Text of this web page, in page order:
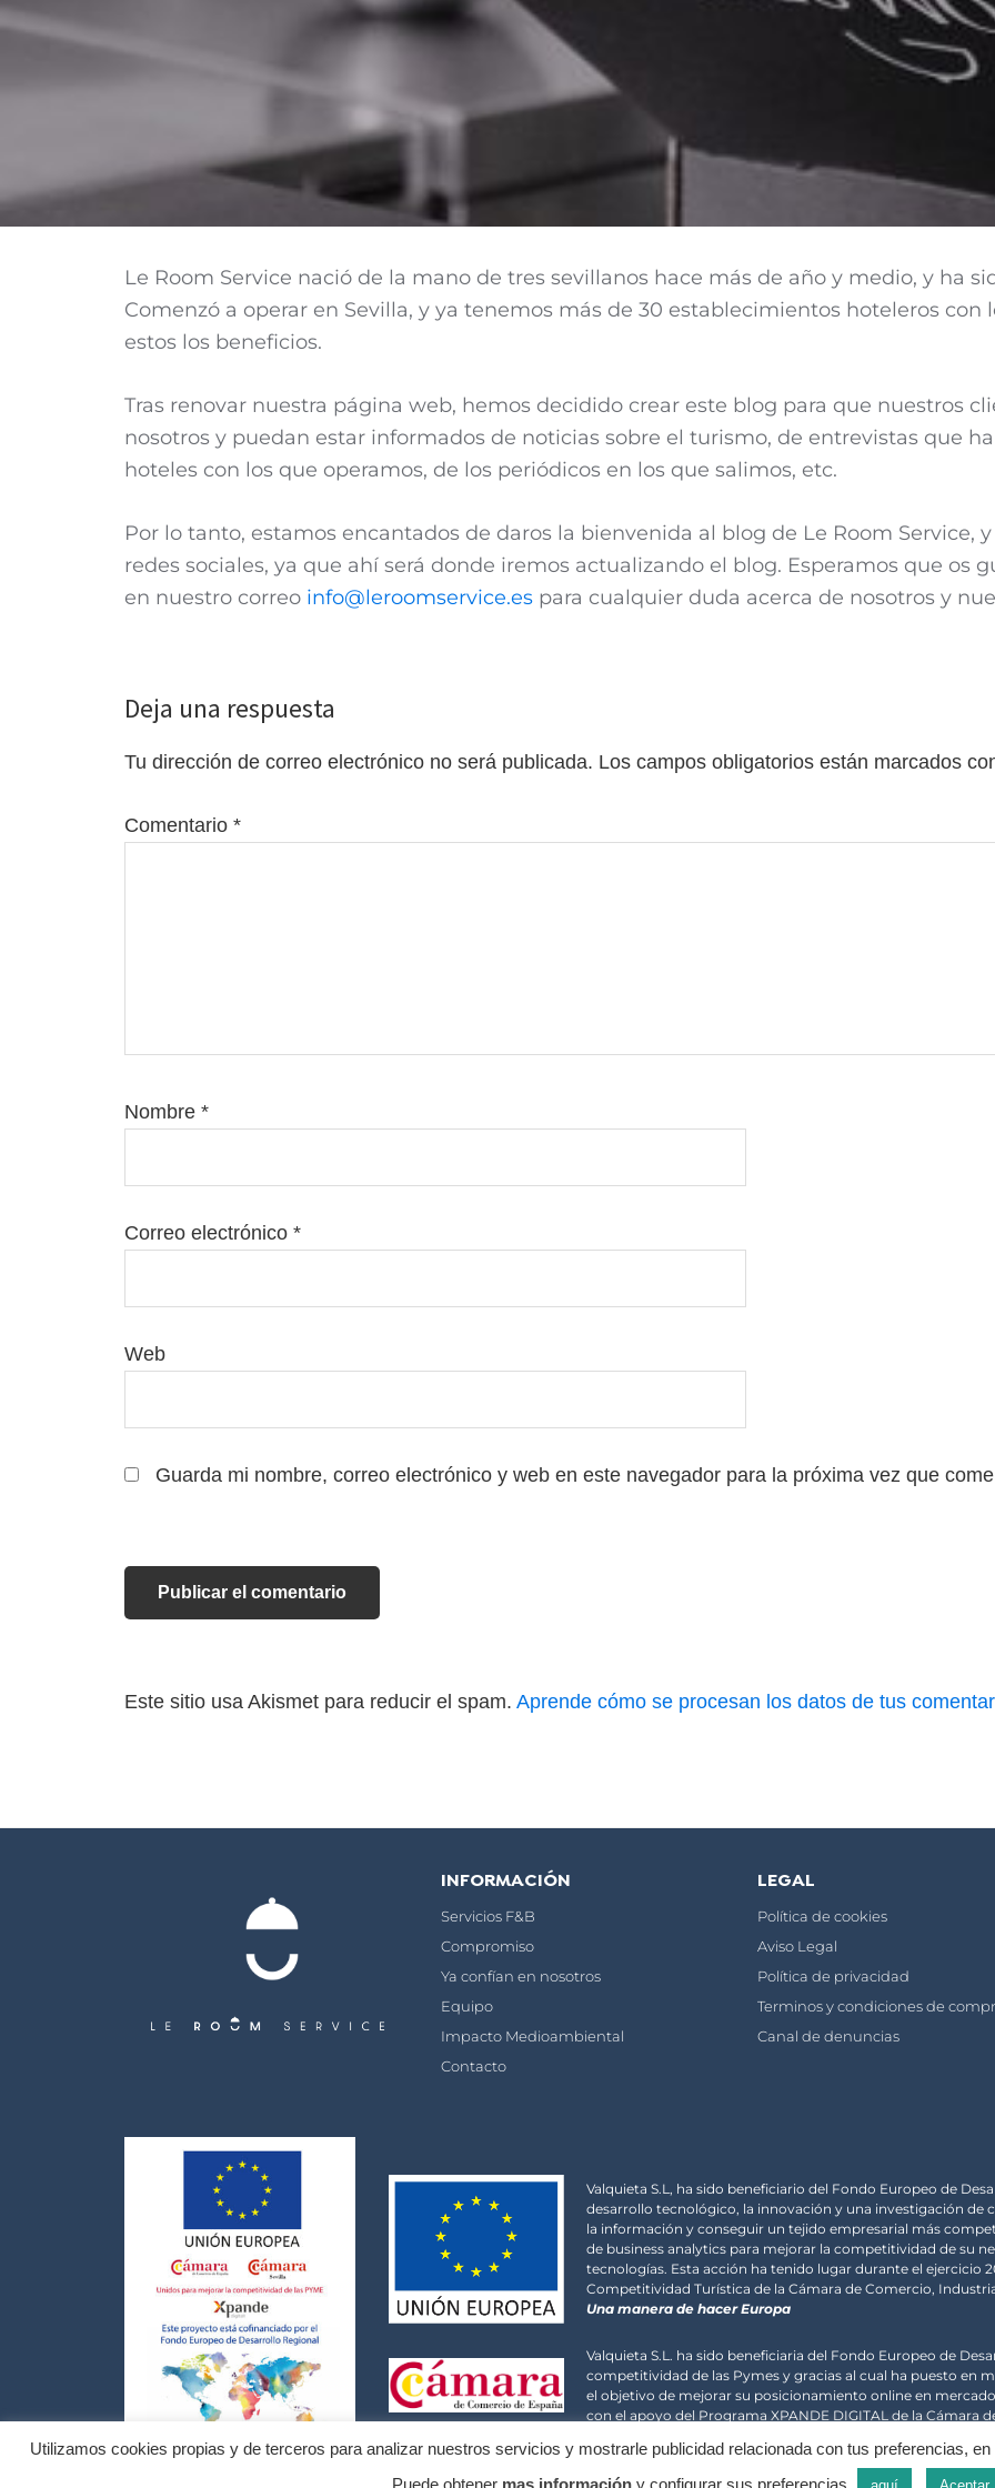
Le Room Service nació de la mano de tres sevillanos hace más de año y medio, y ha
Comenzó a operar en Sevilla, y ya tenemos más de 30 establecimientos hoteleros con
estos los beneficios.
Tras renovar nuestra página web, hemos decidido crear este blog para que nuestros
nosotros y puedan estar informados de noticias sobre el turismo, de entrevistas que
hoteles con los que operamos, de los periódicos en los que salimos, etc.
Por lo tanto, estamos encantados de daros la bienvenida al blog de Le Room Service,
redes sociales, ya que ahí será donde iremos actualizando el blog. Esperamos que os
en nuestro correo info@leroomservice.es para cualquier duda acerca de nosotros y
Deja una respuesta
Tu dirección de correo electrónico no será publicada. Los campos obligatorios están marcados
Comentario *
Nombre *
Correo electrónico *
Web
Guarda mi nombre, correo electrónico y web en este navegador para la próxima vez que
Este sitio usa Akismet para reducir el spam. Aprende cómo se procesan los datos de tus
INFORMACIÓN
Servicios F&B
Compromiso
Ya confían en nosotros
Equipo
Impacto Medioambiental
Contacto
LEGAL
Política de cookies
Aviso Legal
Política de privacidad
Terminos y condiciones de
Canal de denuncias
Valquieta S.L, ha sido beneficiario del Fondo Europeo de
desarrollo tecnológico, la innovación y una investigación de
la información y conseguir un tejido empresarial más
de business analytics para mejorar la competitividad de su
tecnologías. Esta acción ha tenido lugar durante el ejercicio
Competitividad Turística de la Cámara de Comercio,
Una manera de hacer Europa
Valquieta S.L. ha sido beneficiaria del Fondo Europeo de
competitividad de las Pymes y gracias al cual ha puesto en
el objetivo de mejorar su posicionamiento online en
con el apoyo del Programa XPANDE DIGITAL de la Cámara
Utilizamos cookies propias y de terceros para analizar nuestros servicios y mostrarle publicidad relacionada con tus preferencias,
Puede obtener mas información y configurar sus preferencias